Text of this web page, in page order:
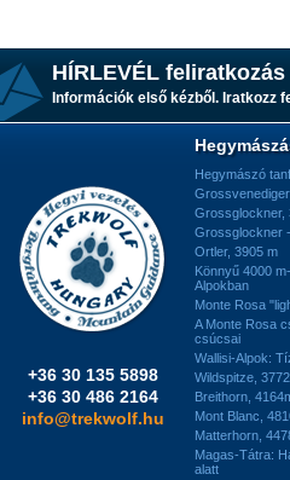
HÍRLEVÉL feliratkozás
Információk első kézből. Iratkozz
+36 30 135 5898
+36 30 486 2164
info@trekwolf.hu
Hegymászó
Grossglockner,
Grossglockner
Ortler, 3905 m
Könnyű 4000
Alpokban
Monte Rosa
A Monte Rosa
csúcsai
Wallisi-Alpok:
Wildspitze,
Breithorn,
Mont Blanc,
Matterhorn,
Magas-Tátra:
alatt